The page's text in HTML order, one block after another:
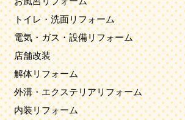
トイレ・洗面リフォーム
電気・ガス・設備リフォーム
店舗改装
解体リフォーム
外溝・エクステリアリフォーム
内装リフォーム